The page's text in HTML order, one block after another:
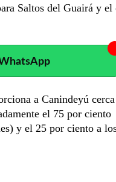
Saltos del Guairá y el
a Canindeyú
el 75 por ciento
y el 25 por ciento a